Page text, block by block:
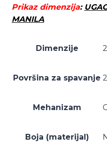
Prikaz dimenzija:
MANILA
Dimenzije
Površina za spavanje
Mehanizam
Boja (materijal)